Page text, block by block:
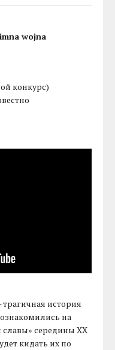
wojna
конкурс)
история
на
середины XX
кидать их по